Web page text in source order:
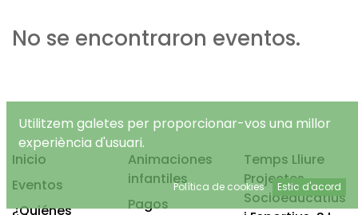
No se encontraron eventos.
Inicio
Eventos
¿Quiénes
Animaciones
infantiles
Pagos
Temps Lliure
Projectes
Socioeducatius
Utilitzem galetes per proporcionar-vos una millor
experiència d'usuari.
Política de cookies Estic d'acord